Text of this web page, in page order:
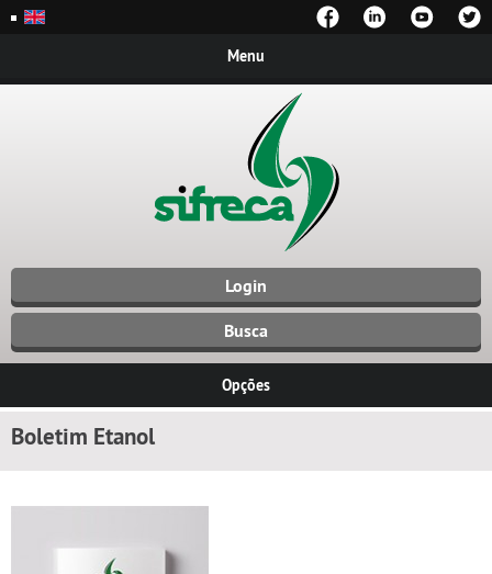
Menu
Login
Busca
Opções
Boletim Etanol